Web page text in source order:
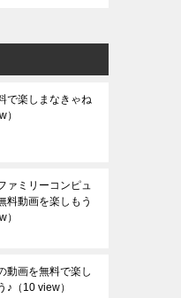
で楽しまなきゃね
）
ァミリーコンピュ
料動画を楽しもう
）
動画を無料で楽し
♪ （10 view）